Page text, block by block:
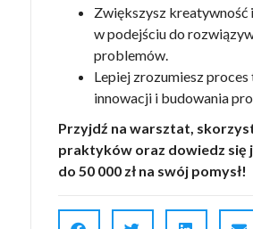
Zwiększysz kreatywność
w podejściu do
problemów.
Lepiej zrozumiesz
innowacji i budowania
Przyjdź na warsztat,
praktyków oraz dowiedz się
do 50 000 zł na swój pomysł!